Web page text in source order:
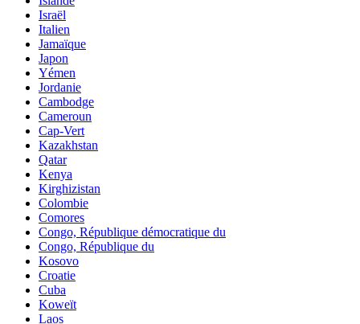
Israël
Italien
Jamaïque
Japon
Yémen
Jordanie
Cambodge
Cameroun
Cap-Vert
Kazakhstan
Qatar
Kenya
Kirghizistan
Colombie
Comores
Congo, République démocratique du
Congo, République du
Kosovo
Croatie
Cuba
Koweït
Laos